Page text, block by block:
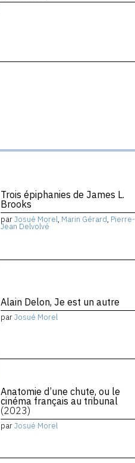
Trois épiphanies de James L.
Brooks
parJosué Morel, Marin Gérard, Pierre-
Jean Delvolvé
Alain Delon, Je est un autre
parJosué Morel
Anatomie d’une chute, ou le
cinéma français au tribunal
(2023)
parJosué Morel